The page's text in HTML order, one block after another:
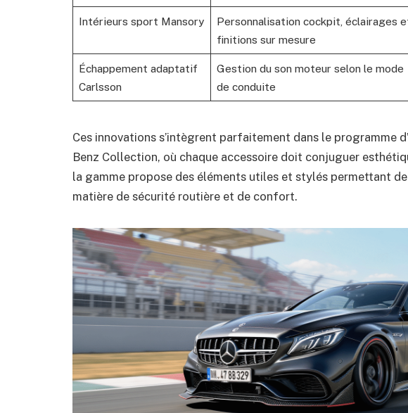
Intérieurs sport Mansory
Personnalisation cockpit, éclairages
finitions sur mesure
Échappement adaptatif
Carlsson
Gestion du son moteur selon le mode
de conduite
Ces innovations s’intègrent parfaitement dans le programme
Benz Collection, où chaque accessoire doit conjuguer
la gamme propose des éléments utiles et stylés permettant
matière de sécurité routière et de confort.